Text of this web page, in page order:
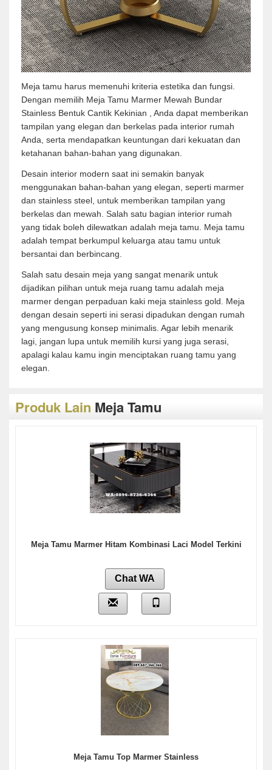
Meja tamu harus memenuhi kriteria estetika dan fungsi.
Dengan memilih Meja Tamu Marmer Mewah Bundar
Stainless Bentuk Cantik Kekinian , Anda dapat memberikan
tampilan yang elegan dan berkelas pada interior rumah
Anda, serta mendapatkan keuntungan dari kekuatan dan
ketahanan bahan-bahan yang digunakan.
Desain interior modern saat ini semakin banyak
menggunakan bahan-bahan yang elegan, seperti marmer
dan stainless steel, untuk memberikan tampilan yang
berkelas dan mewah. Salah satu bagian interior rumah
yang tidak boleh dilewatkan adalah meja tamu. Meja tamu
adalah tempat berkumpul keluarga atau tamu untuk
bersantai dan berbincang.
Salah satu desain meja yang sangat menarik untuk
dijadikan pilihan untuk meja ruang tamu adalah meja
marmer dengan perpaduan kaki meja stainless gold. Meja
dengan desain seperti ini serasi dipadukan dengan rumah
yang mengusung konsep minimalis. Agar lebih menarik
lagi, jangan lupa untuk memilih kursi yang juga serasi,
apalagi kalau kamu ingin menciptakan ruang tamu yang
elegan.
Produk Lain Meja Tamu
Meja Tamu Marmer Hitam Kombinasi Laci Model Terkini
Chat WA
Meja Tamu Top Marmer Stainless